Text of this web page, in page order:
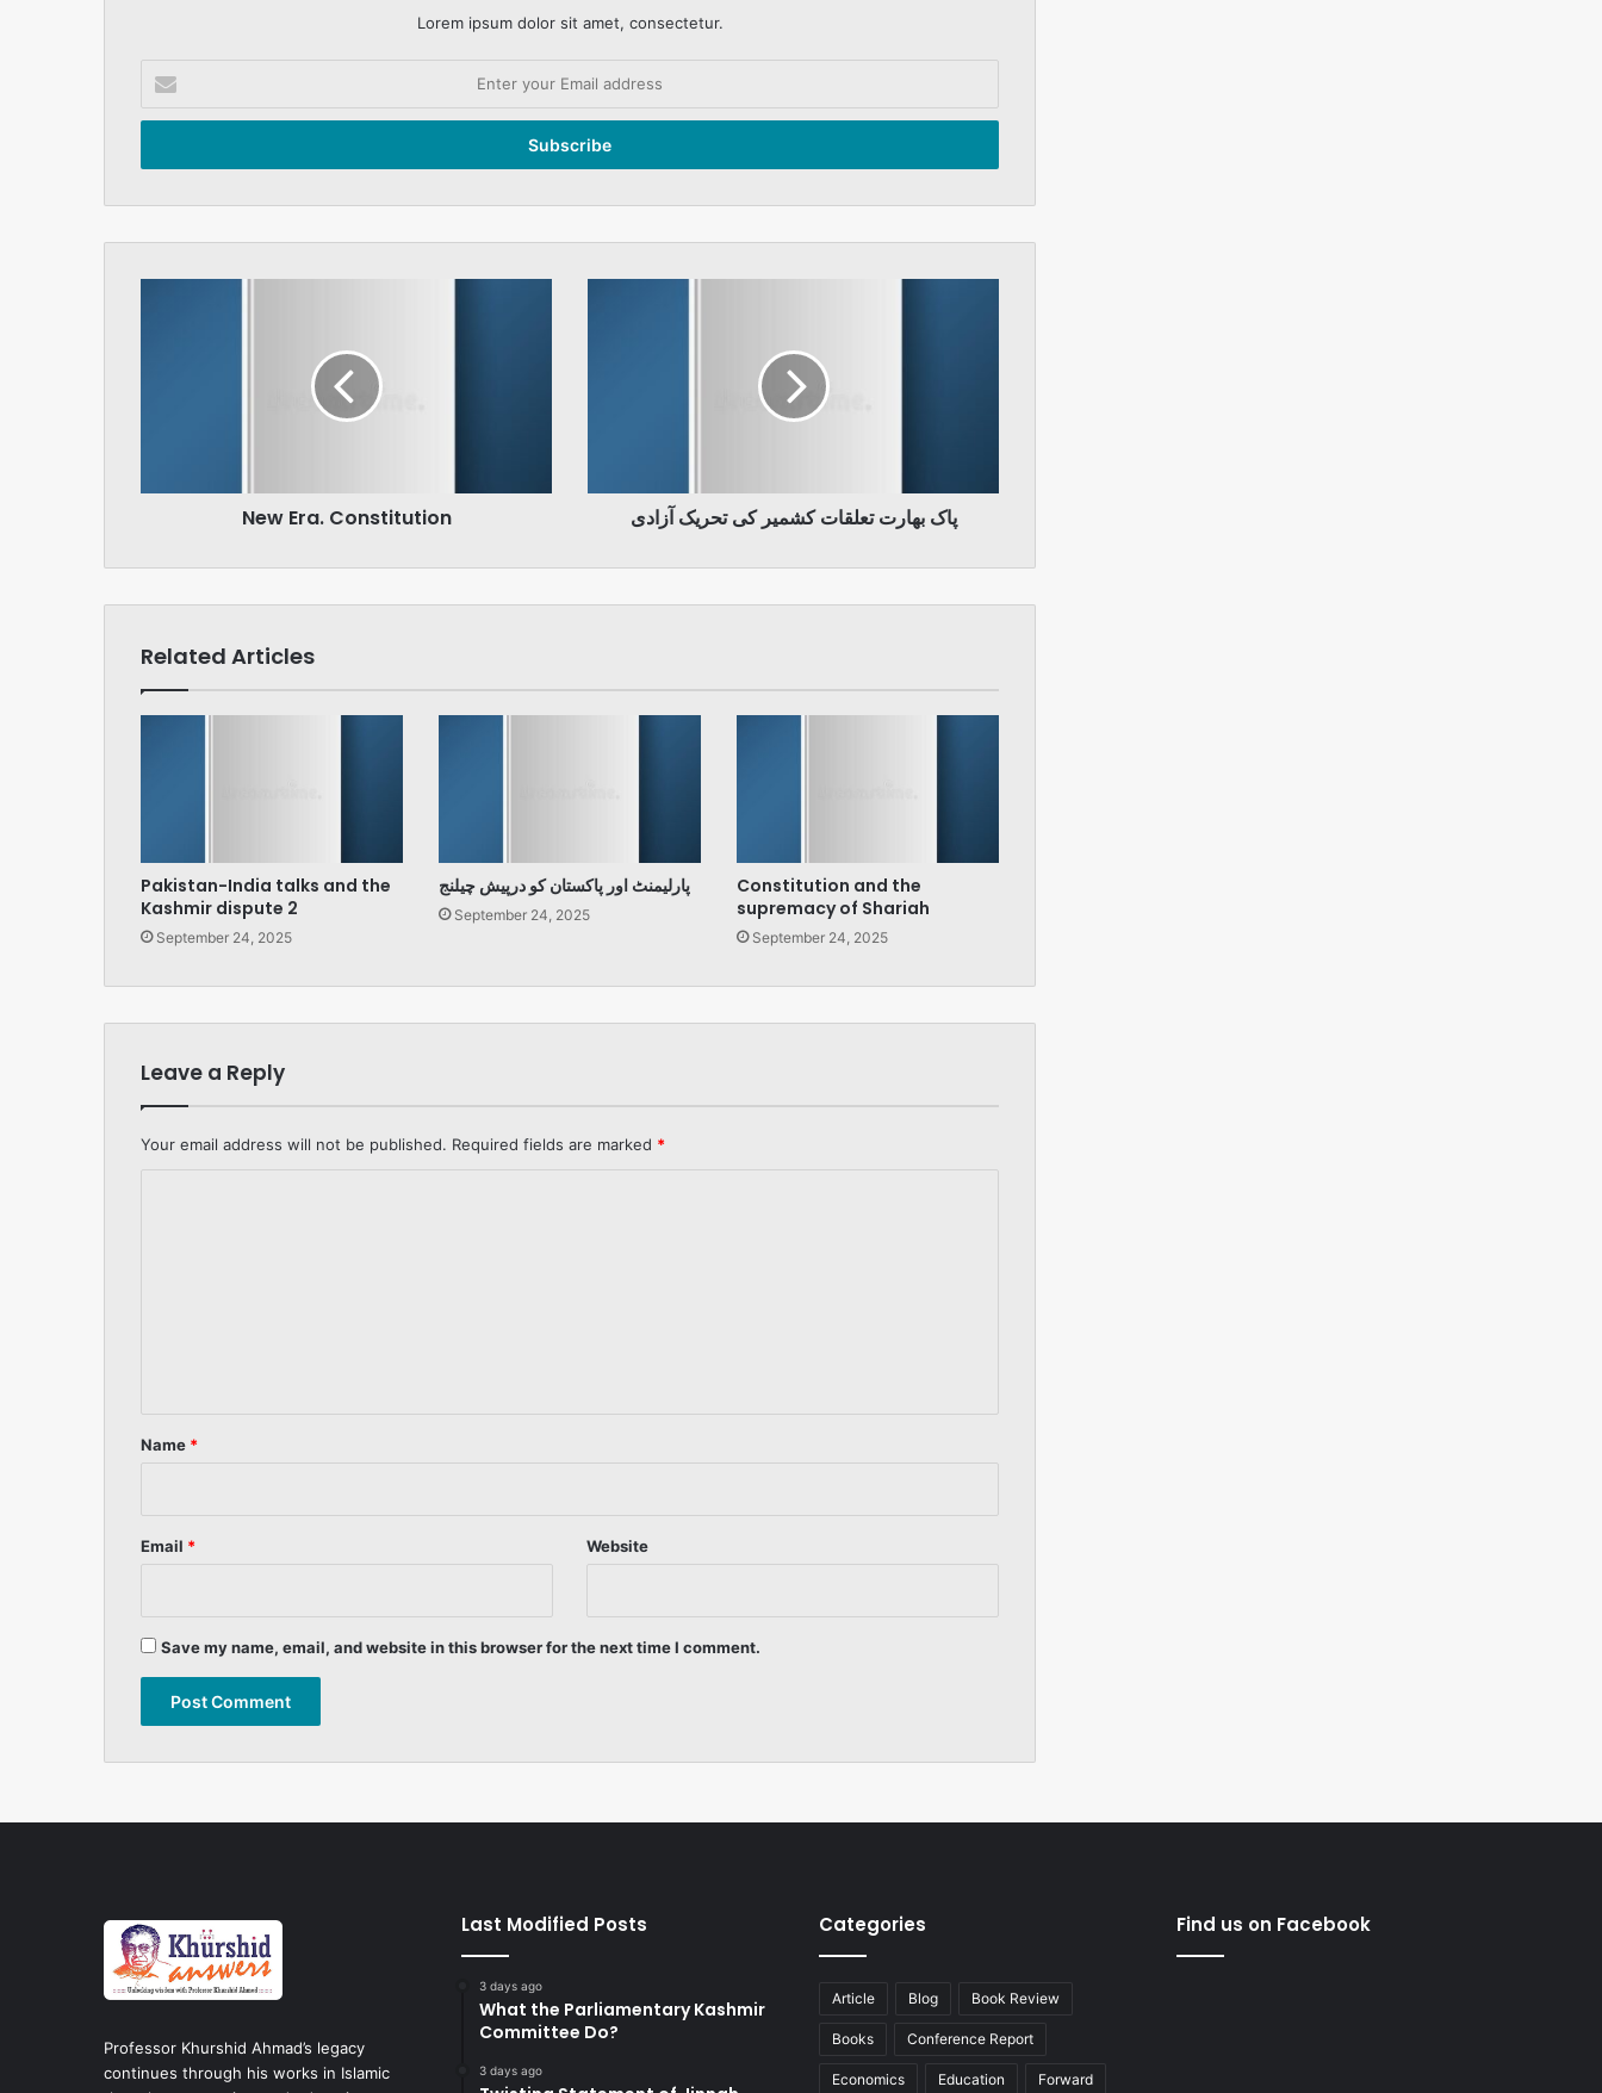
Lorem ipsum dolor sit amet, consectetur.
your
Email
New Era. Constitution پاک بھارت تعلقات کشمیر کی تحریک آزادی
Related Articles
Pakistan-India talks and the
Kashmir dispute 2
September 24, 2025
پارلیمنٹ اور پاکستان کو درپیش چیلنج
September 24, 2025
Constitution and the
supremacy of Shariah
September 24, 2025
Leave a Reply
Your email address will not be published. Required fields are marked *
*
Name *
Email * Website
Save my name, email, and website in this browser for the next time I comment.
Professor Khurshid Ahmad’s legacy
continues through his works in Islamic
Last Modified Posts
3 days ago
What the Parliamentary Kashmir
Committee Do?
3 days ago
Categories
Article Blog Book Review
Books Conference Report
Economics Education Forward
Find us on Facebook